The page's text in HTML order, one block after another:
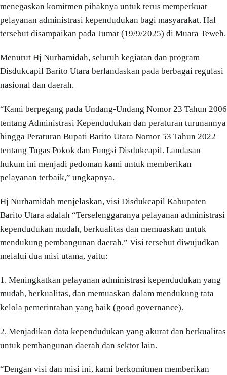
menegaskan komitmen pihaknya untuk terus memperkuat
pelayanan administrasi kependudukan bagi masyarakat. Hal
tersebut disampaikan pada Jumat (19/9/2025) di Muara Teweh.
Menurut Hj Nurhamidah, seluruh kegiatan dan program
Disdukcapil Barito Utara berlandaskan pada berbagai regulasi
nasional dan daerah.
“Kami berpegang pada Undang-Undang Nomor 23 Tahun 2006
tentang Administrasi Kependudukan dan peraturan turunannya
hingga Peraturan Bupati Barito Utara Nomor 53 Tahun 2022
tentang Tugas Pokok dan Fungsi Disdukcapil. Landasan
hukum ini menjadi pedoman kami untuk memberikan
pelayanan terbaik,” ungkapnya.
Hj Nurhamidah menjelaskan, visi Disdukcapil Kabupaten
Barito Utara adalah “Terselenggaranya pelayanan administrasi
kependudukan mudah, berkualitas dan memuaskan untuk
mendukung pembangunan daerah.” Visi tersebut diwujudkan
melalui dua misi utama, yaitu:
1. Meningkatkan pelayanan administrasi kependudukan yang
mudah, berkualitas, dan memuaskan dalam mendukung tata
kelola pemerintahan yang baik (good governance).
2. Menjadikan data kependudukan yang akurat dan berkualitas
untuk pembangunan daerah dan sektor lain.
“Dengan visi dan misi ini, kami berkomitmen memberikan